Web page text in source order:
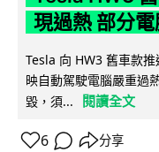
現過熱 部分
Tesla 向 HW3 舊車款
映自動駕駛電腦嚴重過
毀，須...
閱讀全文
6 分享